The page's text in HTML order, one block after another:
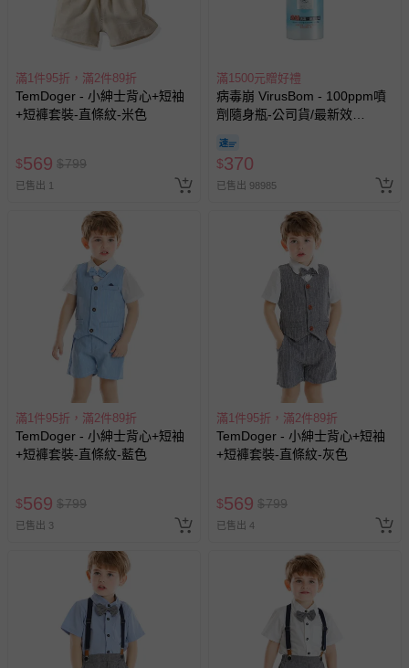
滿1件95折，滿2件89折
TemDoger - 小紳士背心+短袖
+短褲套裝-直條紋-米色
$569 $799
已售出 1
滿1500元贈好禮
病毒崩 VirusBom - 100ppm噴
劑隨身瓶-公司貨/最新效
$370
已售出 98985
滿1件95折，滿2件89折
TemDoger - 小紳士背心+短袖
+短褲套裝-直條紋-藍色
$569 $799
已售出 3
滿1件95折，滿2件89折
TemDoger - 小紳士背心+短袖
+短褲套裝-直條紋-灰色
$569 $799
已售出 4